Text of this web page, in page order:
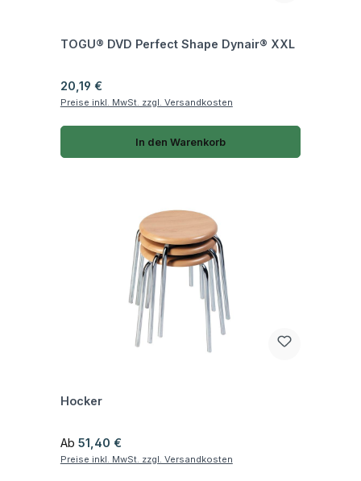
TOGU® DVD Perfect Shape Dynair® XXL
Regulärer Preis:
20,19 €
Preise inkl. MwSt. zzgl. Versandkosten
In den Warenkorb
Hocker
Regulärer Preis:
Ab 51,40 €
Preise inkl. MwSt. zzgl. Versandkosten